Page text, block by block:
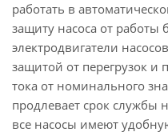
работать в
защиту насоса от работы
электродвигатели
защитой от перегрузок и
тока от номинального
продлевает срок службы
все насосы имеют